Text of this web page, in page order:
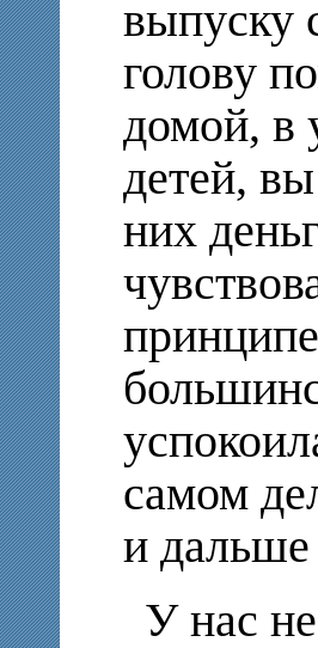
выпуску
голову
домой, в
детей,
них
самом
и дальше
У нас